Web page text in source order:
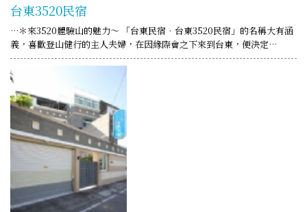
台東3520民宿
…＊來3520體驗山的魅力～ 「台東民宿‧台東3520民宿」的名稱大有涵
義，喜歡登山健行的主人夫婦，在因緣際會之下來到台東，便決定…